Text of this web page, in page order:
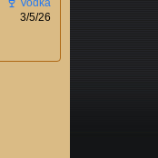
3/5/26